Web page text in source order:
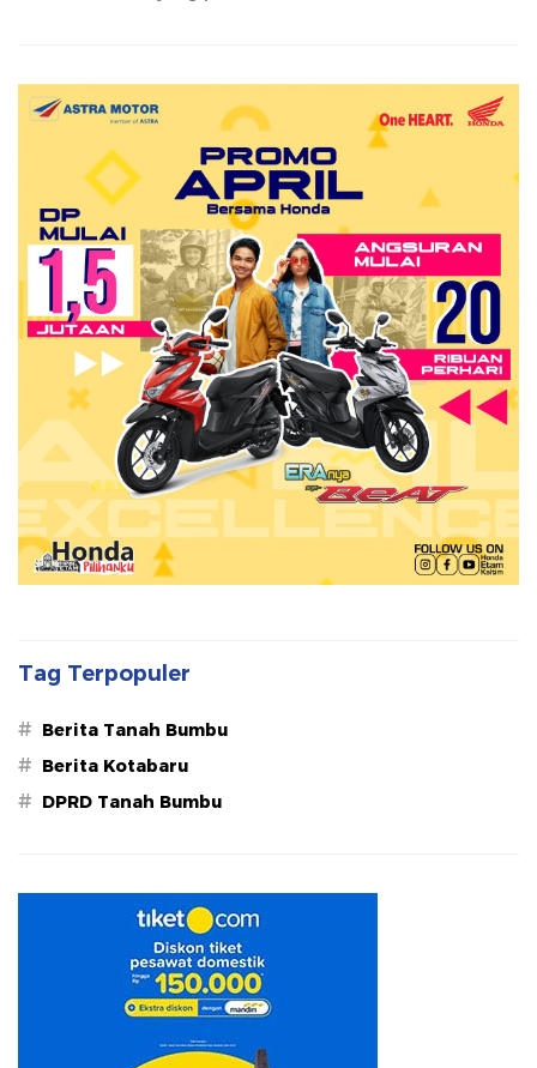
Tag Terpopuler
# Berita Tanah Bumbu
# Berita Kotabaru
# DPRD Tanah Bumbu